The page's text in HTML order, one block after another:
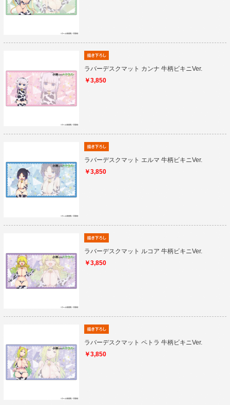
ラバーデスクマット カンナ 牛柄ビキニVer.
￥3,850
ラバーデスクマット エルマ 牛柄ビキニVer.
￥3,850
ラバーデスクマット ルコア 牛柄ビキニVer.
￥3,850
ラバーデスクマット ペトラ 牛柄ビキニVer.
￥3,850